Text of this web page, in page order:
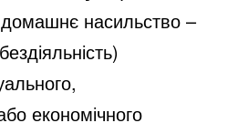
насильство –
бездіяльність)
економічного